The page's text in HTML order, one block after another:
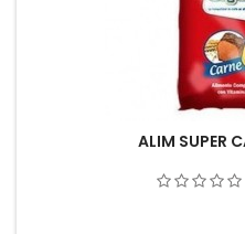
ALIM SUPER